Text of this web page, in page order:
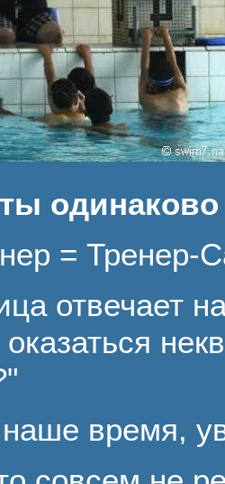
= Тренер-
отвечает
время,